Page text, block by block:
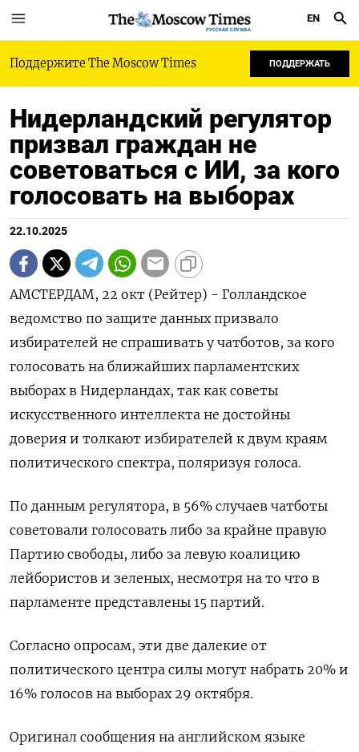
РУССКАЯ СЛУЖБА
EN
Поддержите The Moscow Times ПОДДЕРЖАТЬ
Нидерландский регулятор
призвал граждан не
советоваться с ИИ, за кого
голосовать на выборах
22.10.2025
АМСТЕРДАМ, 22 окт (Рейтер) - Голландское
ведомство по защите данных призвало
избирателей не спрашивать у чатботов, за кого
голосовать на ближайших парламентских
выборах в Нидерландах, так как советы
искусственного интеллекта не достойны
доверия и толкают избирателей к двум краям
политического спектра, поляризуя голоса.
По данным регулятора, в 56% случаев чатботы
советовали голосовать либо за крайне правую
Партию свободы, либо за левую коалицию
лейбористов и зеленых, несмотря на то что в
парламенте представлены 15 партий.
Согласно опросам, эти две далекие от
политического центра силы могут набрать 20% и
16% голосов на выборах 29 октября.
Оригинал сообщения на английском языке